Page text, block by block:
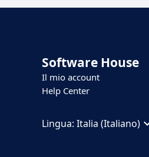
Software House
Il mio account
Help Center
Lingua:Italia (Italiano)